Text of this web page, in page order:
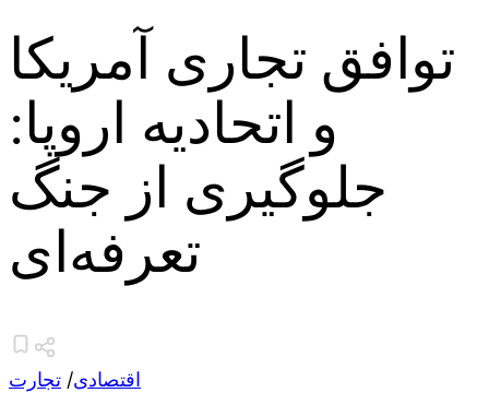
توافق تجاری آمریکا
و اتحادیه اروپا:
جلوگیری از جنگ
تعرفه‌ای
اقتصادی/ تجارت